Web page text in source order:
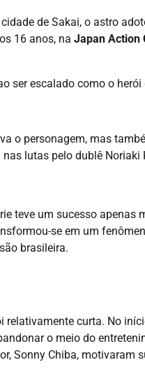
de Sakai, o astro
16 anos, na Japan Action
ser escalado como o
o personagem, mas
lutas pelo dublê Noriaki
teve um sucesso apenas
se em um
brasileira.
curta. No
o meio do
Sonny Chiba, motivaram